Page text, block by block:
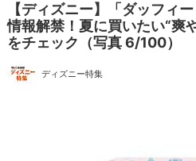
【ディズニー】「ダッフィ
情報解禁！夏に買いたい“爽
をチェック（写真 6/100）
ディズニー特集